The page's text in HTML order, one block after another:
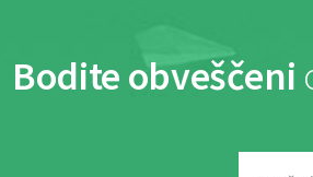
Bodite obveščeni